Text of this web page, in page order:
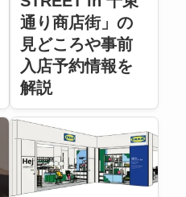
通り商店街」の
見どころや事前
入店予約情報を
解説